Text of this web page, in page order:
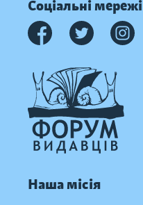
Соціальні мережі
Наша місія